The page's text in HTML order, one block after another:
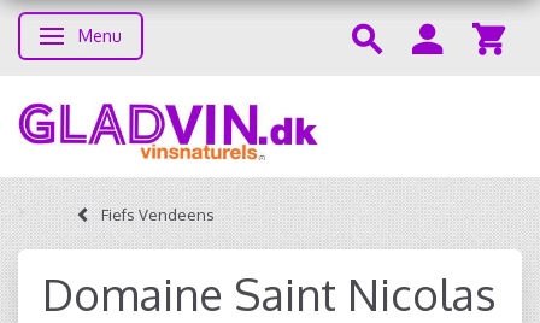
Skifte navigation
Menu
Fiefs Vendeens
Domaine Saint Nicolas